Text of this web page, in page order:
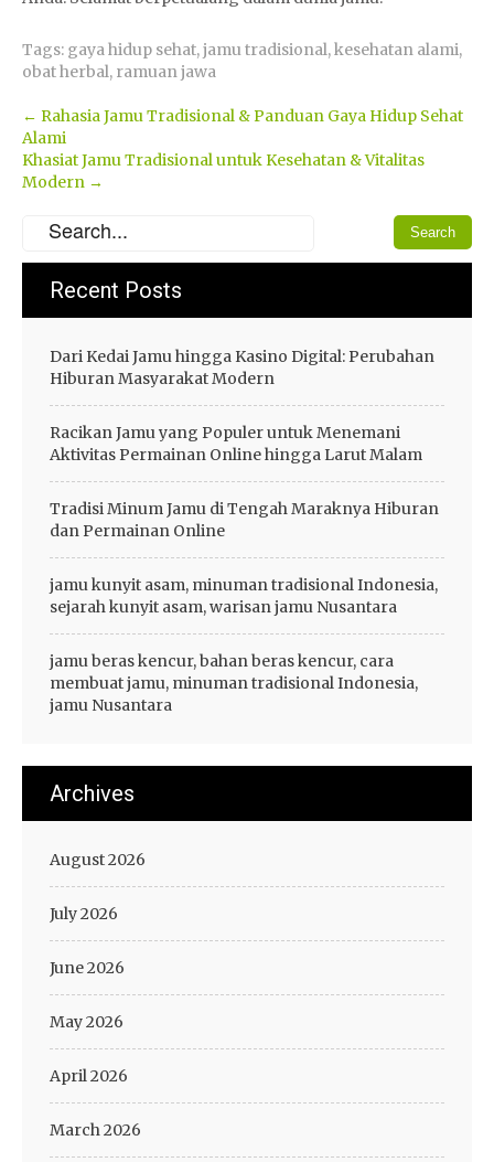
Tags: gaya hidup sehat,jamu tradisional,kesehatan alami,
obat herbal, ramuan jawa
Post
navigation
← Rahasia Jamu Tradisional & Panduan Gaya Hidup Sehat
Alami
Khasiat Jamu Tradisional untuk Kesehatan & Vitalitas
Modern →
Recent Posts
Dari Kedai Jamu hingga Kasino Digital: Perubahan
Hiburan Masyarakat Modern
Racikan Jamu yang Populer untuk Menemani
Aktivitas Permainan Online hingga Larut Malam
Tradisi Minum Jamu di Tengah Maraknya Hiburan
dan Permainan Online
jamu kunyit asam, minuman tradisional Indonesia,
sejarah kunyit asam, warisan jamu Nusantara
jamu beras kencur, bahan beras kencur, cara
membuat jamu, minuman tradisional Indonesia,
jamu Nusantara
Archives
August 2026
July 2026
June 2026
May 2026
April 2026
March 2026